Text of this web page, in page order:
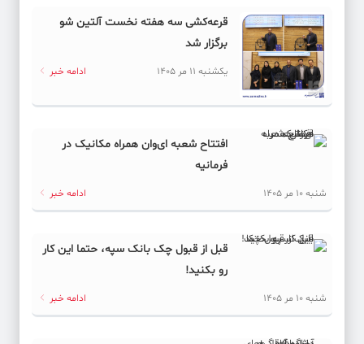
قرعه‌کشی سه هفته نخست آلتین شو
برگزار شد
یکشنبه 11 مر 1405 ادامه خبر
افتتاح شعبه ای‌وان همراه مکانیک در
فرمانیه
شنبه 10 مر 1405 ادامه خبر
قبل از قبول چک بانک سپه، حتما این کار
رو بکنید!
شنبه 10 مر 1405 ادامه خبر